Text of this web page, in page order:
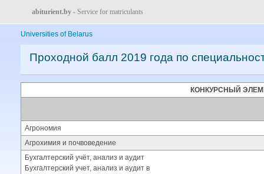
abiturient.by - Service for matriculants
Universities of Belarus
Проходной балл 2019 года по
КОНКУРСНЫЙ
Агрономия
Агрохимия и почвоведение
Бухгалтерский учёт, анализ и аудит
Бухгалтерский учет, анализ и аудит в